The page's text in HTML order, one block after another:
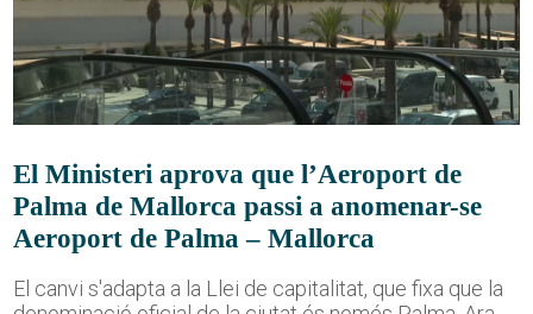
El Ministeri aprova que l’Aeroport de
Palma de Mallorca passi a anomenar-se
Aeroport de Palma – Mallorca
El canvi s'adapta a la Llei de capitalitat, que fixa que la